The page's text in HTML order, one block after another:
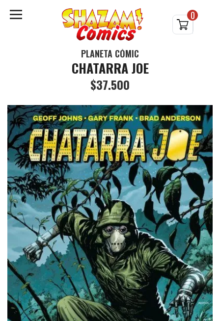
0
PLANETA CÓMIC
CHATARRA JOE
$37.500